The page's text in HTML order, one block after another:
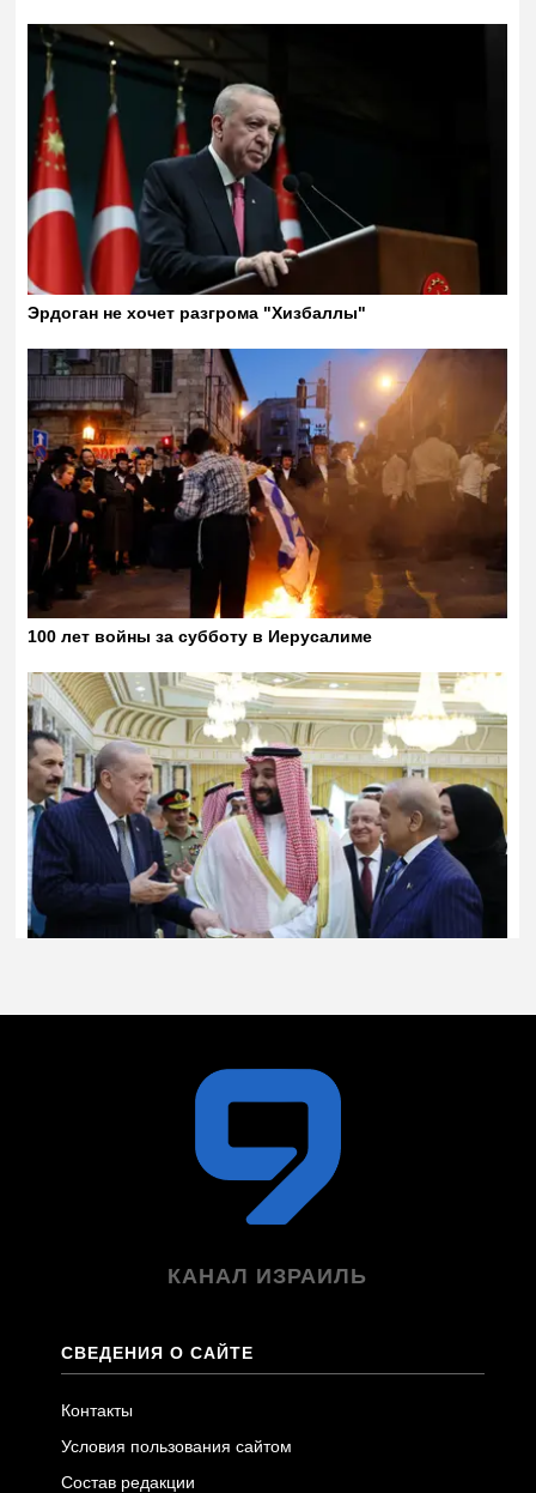
КАНАЛ ИЗРАИЛЬ
СВЕДЕНИЯ О САЙТЕ
Контакты
Условия пользования сайтом
Состав редакции